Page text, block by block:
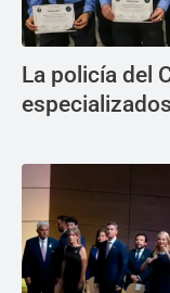
La policía del